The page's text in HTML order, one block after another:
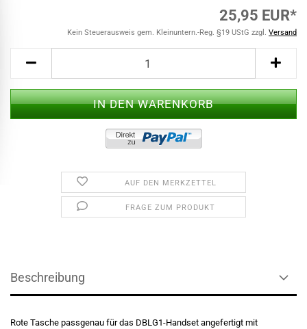
25,95 EUR*
Kein Steuerausweis gem. Kleinuntern.-Reg. §19 UStG zzgl. Versand
AUF DEN MERKZETTEL
FRAGE ZUM PRODUKT
Beschreibung
Rote Tasche passgenau für das DBLG1-Handset angefertigt mit